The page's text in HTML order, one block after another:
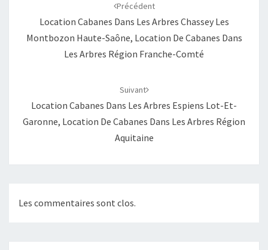
Précédent
Location Cabanes Dans Les Arbres Chassey Les
Montbozon Haute-Saône, Location De Cabanes Dans
Les Arbres Région Franche-Comté
Suivant
Location Cabanes Dans Les Arbres Espiens Lot-Et-
Garonne, Location De Cabanes Dans Les Arbres Région
Aquitaine
Les commentaires sont clos.